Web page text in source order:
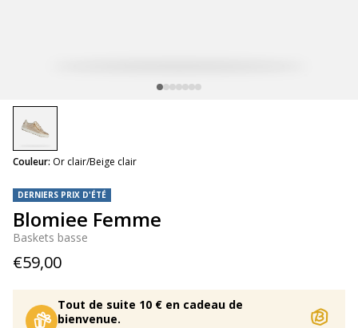
DERNIERS PRIX D'ÉTÉ
Blomiee Femme
Baskets basse
€59,00
Tout de suite 10 € en cadeau de
bienvenue.
Couleur: Or clair/Beige clair
selected